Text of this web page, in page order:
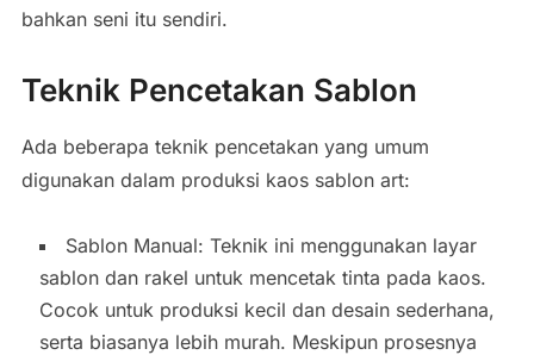
bahkan seni itu sendiri.
Teknik Pencetakan Sablon
Ada beberapa teknik pencetakan yang umum
digunakan dalam produksi kaos sablon art:
Sablon Manual: Teknik ini menggunakan layar
sablon dan rakel untuk mencetak tinta pada kaos.
Cocok untuk produksi kecil dan desain sederhana,
serta biasanya lebih murah. Meskipun prosesnya